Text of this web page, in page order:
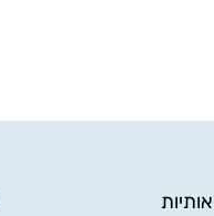
אותיות